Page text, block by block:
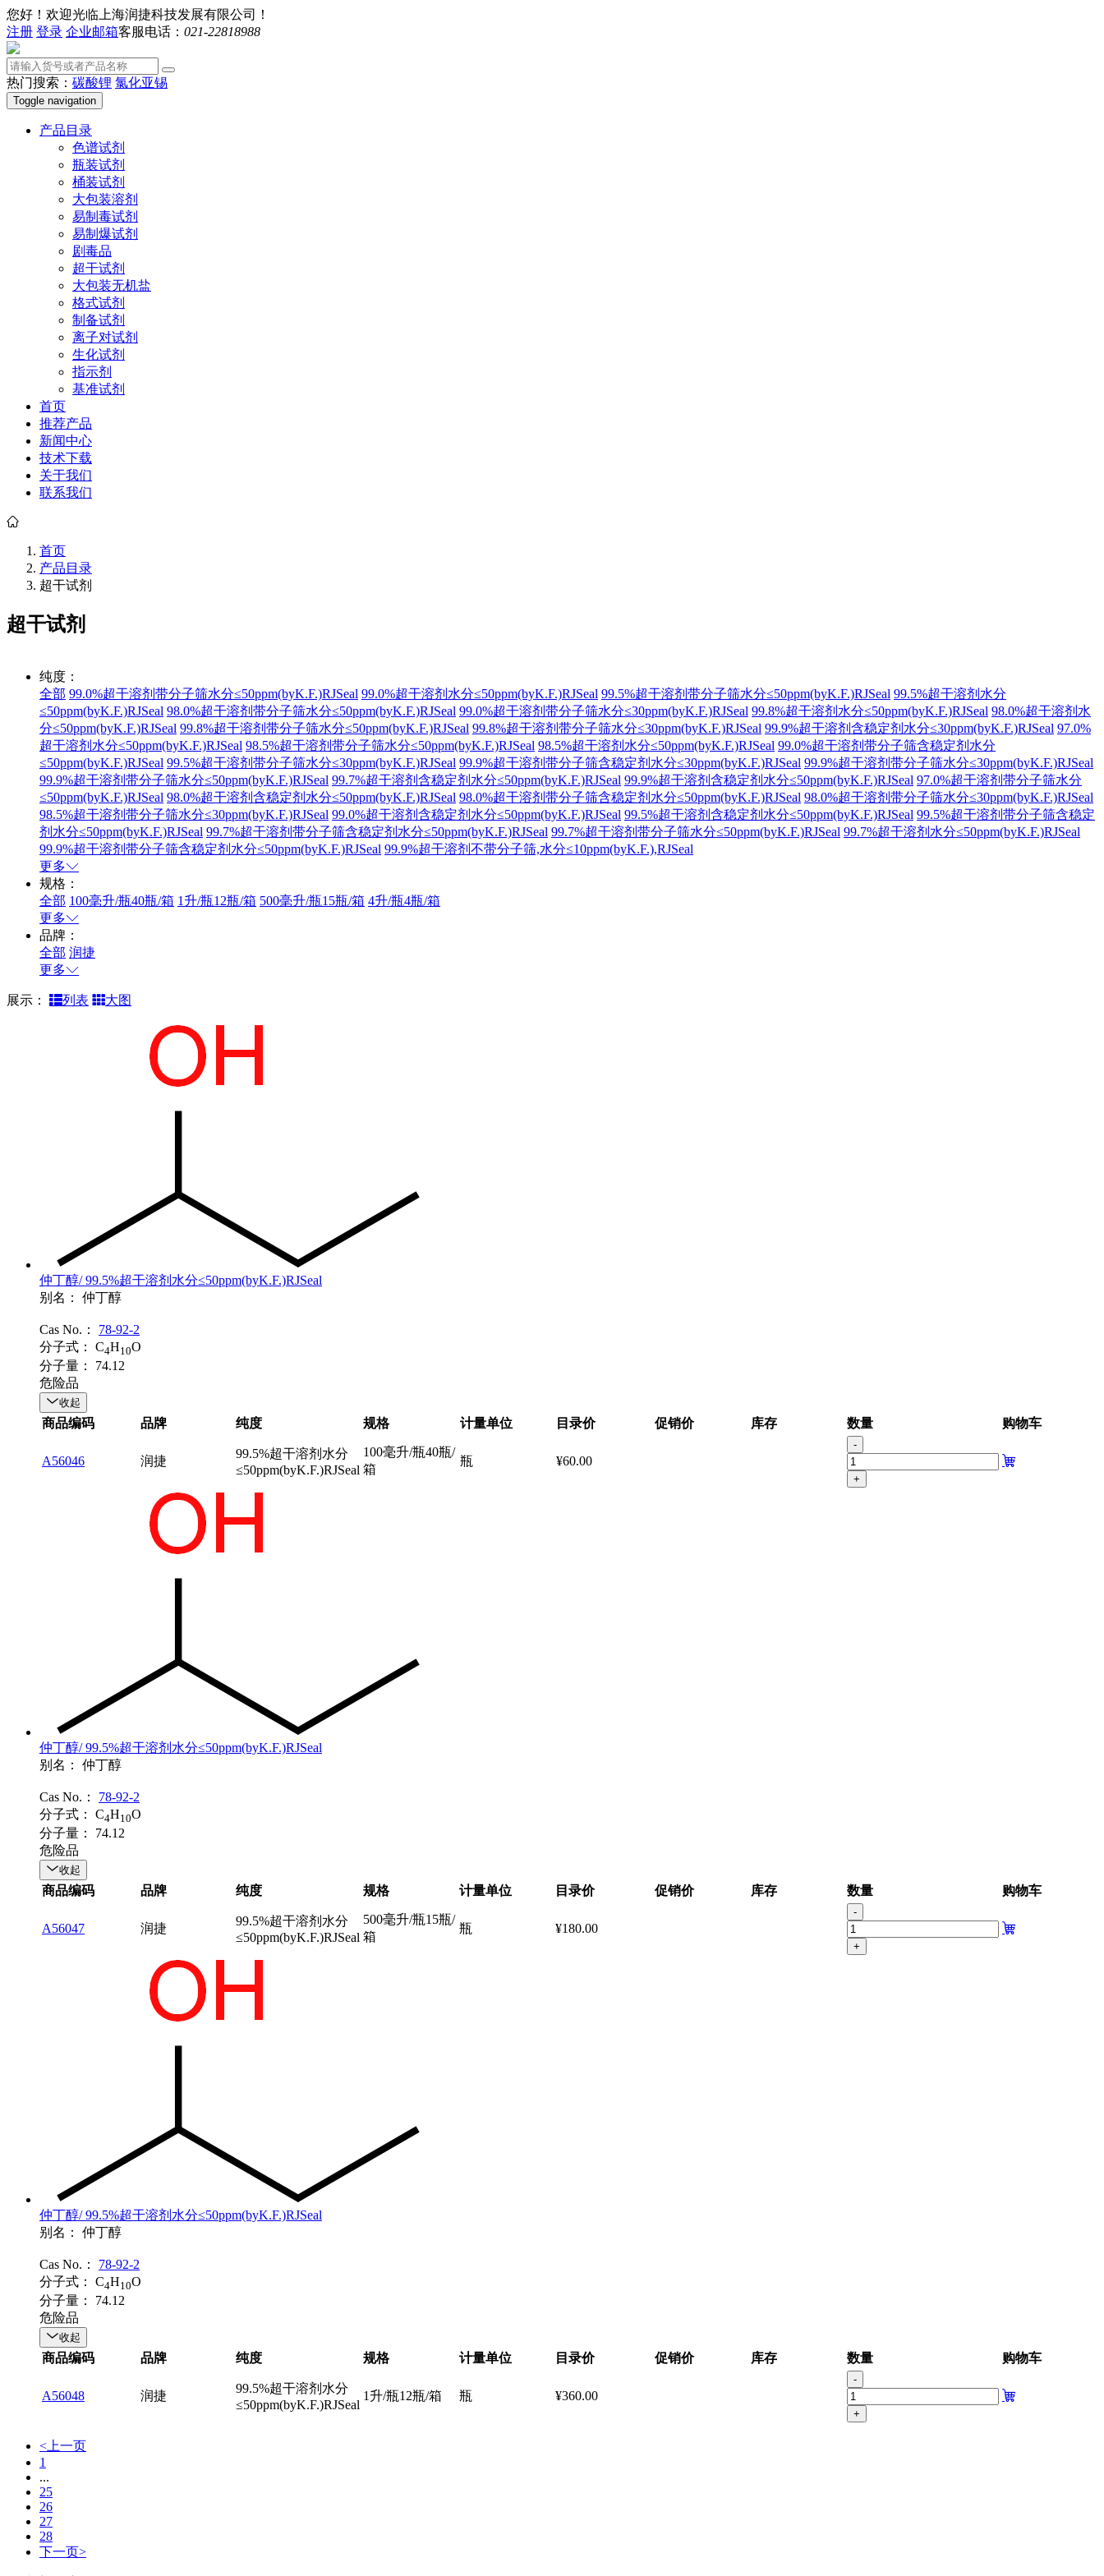
您好！欢迎光临上海润捷科技发展有限公司！
注册 登录 企业邮箱客服电话： 021-22818988
热门搜索： 碳酸锂 氯化亚锡
Toggle navigation
产品目录
色谱试剂
瓶装试剂
桶装试剂
大包装溶剂
易制毒试剂
易制爆试剂
剧毒品
超干试剂
大包装无机盐
格式试剂
制备试剂
离子对试剂
生化试剂
指示剂
基准试剂
首页
推荐产品
新闻中心
技术下载
关于我们
联系我们
首页
产品目录
超干试剂
超干试剂
纯度：
全部 99.0%超干溶剂带分子筛水分≤50ppm(byK.F.)RJSeal 99.0%超干溶剂水分≤50ppm(byK.F.)RJSeal 99.5%超干溶剂带分子筛水分≤50ppm(byK.F.)RJSeal 99.5%超干溶剂水分
≤50ppm(byK.F.)RJSeal 98.0%超干溶剂带分子筛水分≤50ppm(byK.F.)RJSeal 99.0%超干溶剂带分子筛水分≤30ppm(byK.F.)RJSeal 99.8%超干溶剂水分≤50ppm(byK.F.)RJSeal 98.0%超干溶剂水
分≤50ppm(byK.F.)RJSeal 99.8%超干溶剂带分子筛水分≤50ppm(byK.F.)RJSeal 99.8%超干溶剂带分子筛水分≤30ppm(byK.F.)RJSeal 99.9%超干溶剂含稳定剂水分≤30ppm(byK.F.)RJSeal 97.0%
超干溶剂水分≤50ppm(byK.F.)RJSeal 98.5%超干溶剂带分子筛水分≤50ppm(byK.F.)RJSeal 98.5%超干溶剂水分≤50ppm(byK.F.)RJSeal 99.0%超干溶剂带分子筛含稳定剂水分
≤50ppm(byK.F.)RJSeal 99.5%超干溶剂带分子筛水分≤30ppm(byK.F.)RJSeal 99.9%超干溶剂带分子筛含稳定剂水分≤30ppm(byK.F.)RJSeal 99.9%超干溶剂带分子筛水分≤30ppm(byK.F.)RJSeal
99.9%超干溶剂带分子筛水分≤50ppm(byK.F.)RJSeal 99.7%超干溶剂含稳定剂水分≤50ppm(byK.F.)RJSeal 99.9%超干溶剂含稳定剂水分≤50ppm(byK.F.)RJSeal 97.0%超干溶剂带分子筛水分
≤50ppm(byK.F.)RJSeal 98.0%超干溶剂含稳定剂水分≤50ppm(byK.F.)RJSeal 98.0%超干溶剂带分子筛含稳定剂水分≤50ppm(byK.F.)RJSeal 98.0%超干溶剂带分子筛水分≤30ppm(byK.F.)RJSeal
98.5%超干溶剂带分子筛水分≤30ppm(byK.F.)RJSeal 99.0%超干溶剂含稳定剂水分≤50ppm(byK.F.)RJSeal 99.5%超干溶剂含稳定剂水分≤50ppm(byK.F.)RJSeal 99.5%超干溶剂带分子筛含稳定
剂水分≤50ppm(byK.F.)RJSeal 99.7%超干溶剂带分子筛含稳定剂水分≤50ppm(byK.F.)RJSeal 99.7%超干溶剂带分子筛水分≤50ppm(byK.F.)RJSeal 99.7%超干溶剂水分≤50ppm(byK.F.)RJSeal
99.9%超干溶剂带分子筛含稳定剂水分≤50ppm(byK.F.)RJSeal 99.9%超干溶剂不带分子筛,水分≤10ppm(byK.F.),RJSeal
更多
规格：
全部 100毫升/瓶40瓶/箱 1升/瓶12瓶/箱 500毫升/瓶15瓶/箱 4升/瓶4瓶/箱
更多
品牌：
全部 润捷
更多
展示： 列表 大图
仲丁醇/ 99.5%超干溶剂水分≤50ppm(byK.F.)RJSeal
别名：
仲丁醇
Cas No.：
78-92-2
分子式：
C4H10O
分子量：
74.12
危险品
收起
商品编码 品牌 纯度 规格 计量单位 目录价 促销价 库存 数量 购物车
A56046 润捷
99.5%超干溶剂水分
≤50ppm(byK.F.)RJSeal
100毫升/瓶40瓶/
箱
瓶 ¥60.00
-
+
仲丁醇/ 99.5%超干溶剂水分≤50ppm(byK.F.)RJSeal
别名：
仲丁醇
Cas No.：
78-92-2
分子式：
C4H10O
分子量：
74.12
危险品
收起
商品编码 品牌 纯度 规格 计量单位 目录价 促销价 库存 数量 购物车
A56047 润捷
99.5%超干溶剂水分
≤50ppm(byK.F.)RJSeal
500毫升/瓶15瓶/
箱
瓶 ¥180.00
-
+
仲丁醇/ 99.5%超干溶剂水分≤50ppm(byK.F.)RJSeal
别名：
仲丁醇
Cas No.：
78-92-2
分子式：
C4H10O
分子量：
74.12
危险品
收起
商品编码 品牌 纯度 规格 计量单位 目录价 促销价 库存 数量 购物车
A56048 润捷
99.5%超干溶剂水分
≤50ppm(byK.F.)RJSeal
1升/瓶12瓶/箱 瓶 ¥360.00
-
+
<上一页
1
...
25
26
27
28
下一页>